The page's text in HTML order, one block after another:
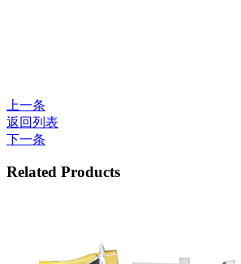
上一条
返回列表
下一条
Related Products